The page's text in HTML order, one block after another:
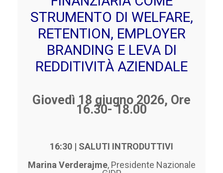
STRUMENTO DI WELFARE,
RETENTION, EMPLOYER
BRANDING E LEVA DI
REDDITIVITÀ AZIENDALE
Giovedì 18 giugno 2026, Ore
16.30- 18.00
16:30 | SALUTI INTRODUTTIVI
Marina Verderajme, Presidente Nazionale